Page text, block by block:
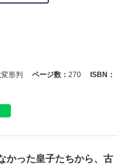
形判 ページ数： 270
ISBN：
かった皇子たちから、古